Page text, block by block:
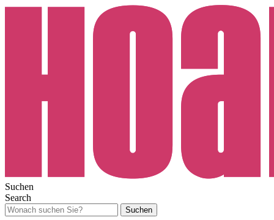
Suchen
Search
Suchen